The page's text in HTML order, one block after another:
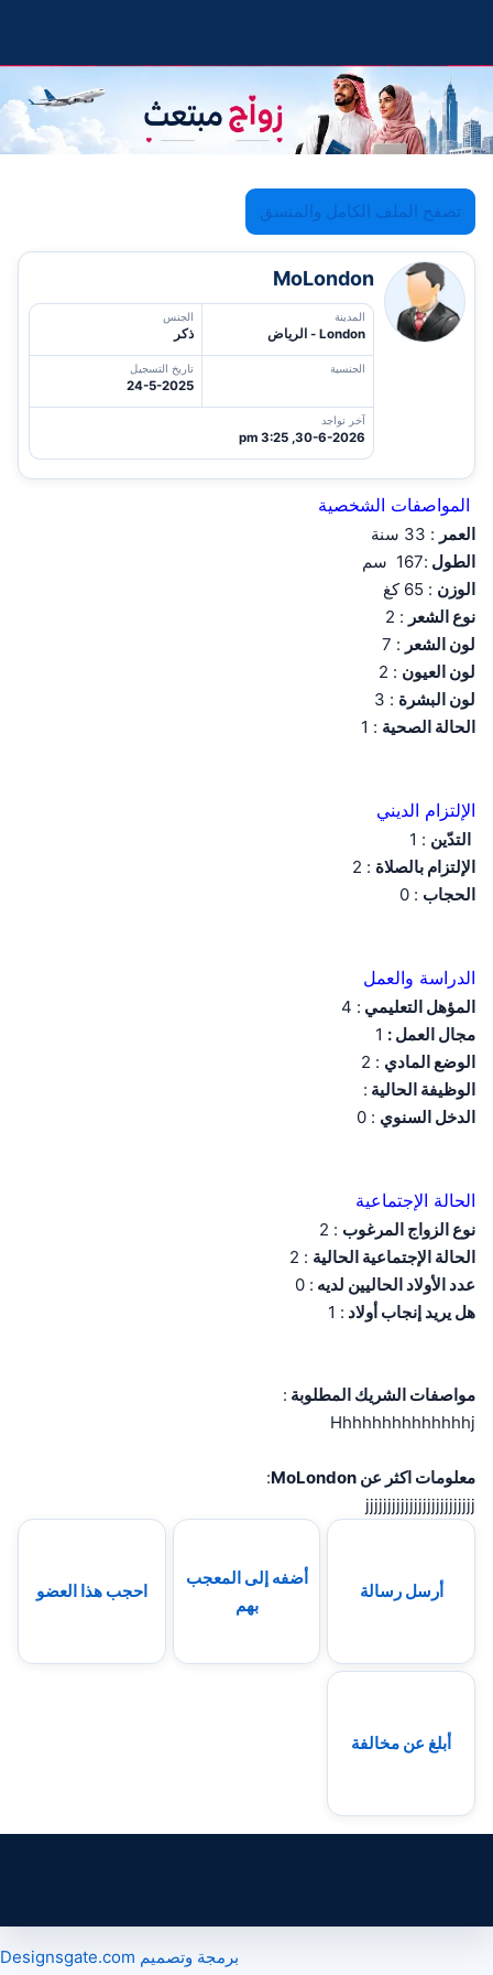
تصفح الملف الكامل والمنسق
MoLondon
المدينة
London - الرياض
الجنس
ذكر
الجنسية تاريخ التسجيل
24-5-2025
آخر تواجد
30-6-2026, 3:25 pm
المواصفات الشخصية
العمر : 33 سنة
الطول :167 سم
الوزن : 65 كغ
نوع الشعر : 2
لون الشعر : 7
لون العيون : 2
لون البشرة : 3
الحالة الصحية : 1
الإلتزام الديني
التدّين : 1
الإلتزام بالصلاة : 2
الحجاب : 0
الدراسة والعمل
المؤهل التعليمي : 4
مجال العمل :
الوضع المادي : 2
الوظيفة الحالية :
الدخل السنوي : 0
الحالة الإجتماعية
نوع الزواج المرغوب : 2
الحالة الإجتماعية الحالية : 2
عدد الأولاد الحاليين لديه : 0
هل يريد إنجاب أولاد : 1
مواصفات الشريك المطلوبة :
Hhhhhhhhhhhhhhj
معلومات اكثر عن MoLondon
:
jjjjjjjjjjjjjjjjjjjjjjjjj
أرسل رسالة
أضفه إلى المعجب
بهم
احجب هذا العضو
أبلغ عن مخالفة
برمجة وتصميم Designsgate.com